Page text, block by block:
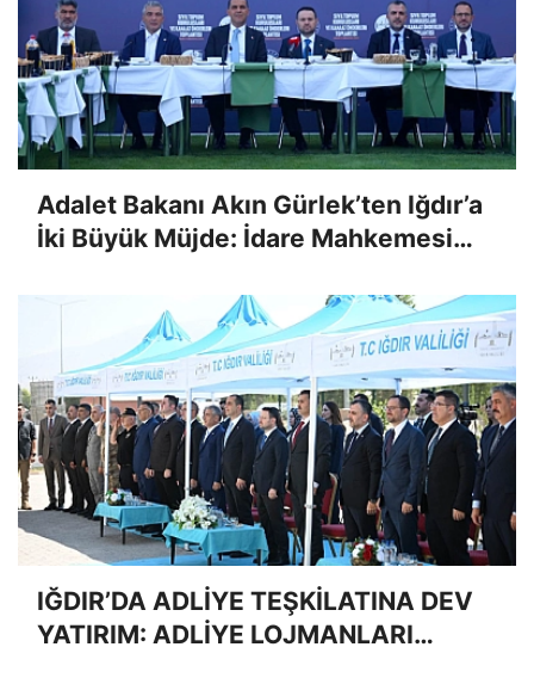
Adalet Bakanı Akın Gürlek’ten Iğdır’a
İki Büyük Müjde: İdare Mahkemesi
IĞDIR’DA ADLİYE TEŞKİLATINA DEV
YATIRIM: ADLİYE LOJMANLARI